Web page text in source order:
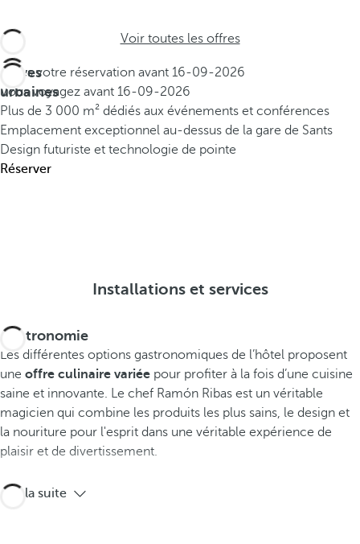
Voir toutes les offres
Offres
urbaines
Faites votre réservation avant 16-09-2026
Vous voyagez avant 16-09-2026
Plus de 3 000 m² dédiés aux événements et conférences
Emplacement exceptionnel au-dessus de la gare de Sants
Design futuriste et technologie de pointe
Réserver
Installations et services
Gastronomie
Les différentes options gastronomiques de l’hôtel proposent
une offre culinaire variée pour profiter à la fois d’une cuisine
saine et innovante. Le chef Ramón Ribas est un véritable
magicien qui combine les produits les plus sains, le design et
la nouriture pour l'esprit dans une véritable expérience de
plaisir et de divertissement.
Lire la suite